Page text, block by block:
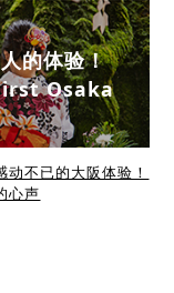
的体验！
Osaka
动不已的大阪体验！
心声